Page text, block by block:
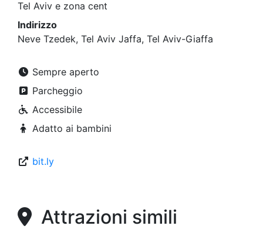
Tel Aviv e zona cent
Indirizzo
Neve Tzedek, Tel Aviv Jaffa, Tel Aviv-Giaffa
Sempre aperto
Parcheggio
Accessibile
Adatto ai bambini
bit.ly
Attrazioni simili